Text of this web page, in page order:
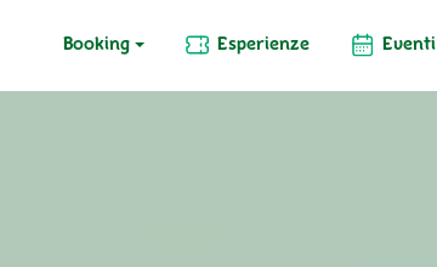
Booking Esperienze Eventi